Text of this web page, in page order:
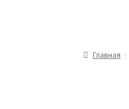
Главная